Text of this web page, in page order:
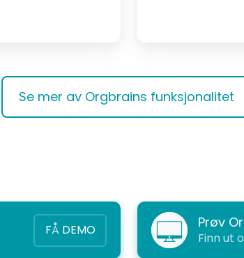
Se mer av Orgbrains funksjonalitet
FÅ DEMO Prøv
Finn ut